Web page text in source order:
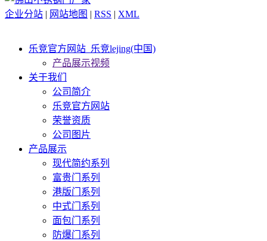
企业分站 | 网站地图 | RSS | XML
乐竞官方网站_乐竞lejing(中国)
产品展示视频
关于我们
公司简介
乐竞官方网站
荣誉资质
公司图片
产品展示
现代简约系列
富贵门系列
港版门系列
中式门系列
面包门系列
防爆门系列